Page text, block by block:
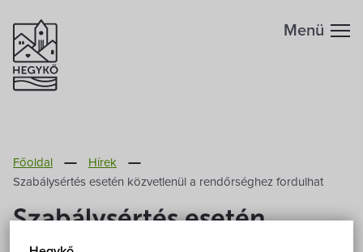
Megközelítés
Fontos telefonszámok
Szabadidő
Menü
Főoldal
Hírek
Szabálysértés esetén közvetlenül a rendőrséghez fordulhat
Szabálysértés esetén